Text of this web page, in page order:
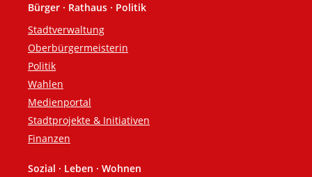
Fußzeile
Bürger · Rathaus · Politik
Stadtverwaltung
Oberbürgermeisterin
Politik
Wahlen
Medienportal
Stadtprojekte & Initiativen
Finanzen
Sozial · Leben · Wohnen